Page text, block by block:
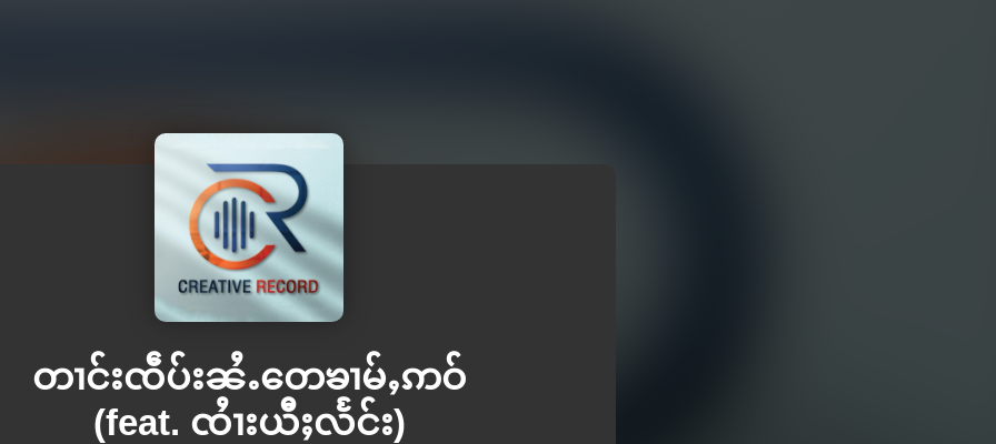
တၢင်းၸဵပ်းၼႆႉတေၶၢမ်ႇဢဝ်
(feat. ၸႆၢးယီႈလႅင်း)